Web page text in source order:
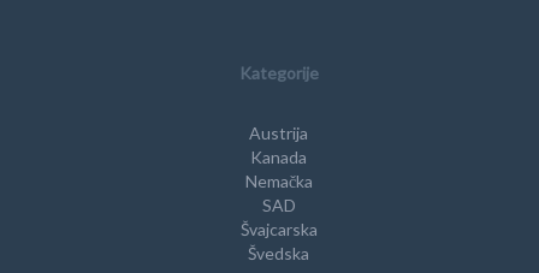
Kategorije
Austrija
Kanada
Nemačka
SAD
Švajcarska
Švedska